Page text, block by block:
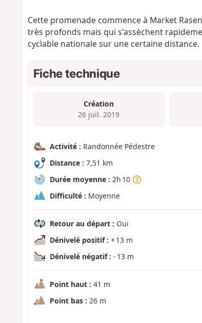
Cette promenade commence à Market
très profonds mais qui s'assèchent
cyclable nationale sur une certaine distance.
Fiche technique
Création
26 juil. 2019
Activité : Randonnée Pédestre
Distance : 7,51 km
Durée moyenne : 2h 10
Difficulté : Moyenne
Retour au départ : Oui
Dénivelé positif : + 13 m
Dénivelé négatif : - 13 m
Point haut : 41 m
Point bas : 26 m